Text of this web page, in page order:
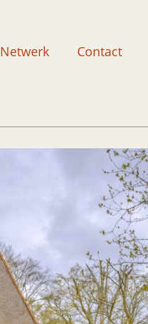
Netwerk Contact